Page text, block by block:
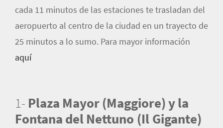
cada 11 minutos de las estaciones te trasladan del
aeropuerto al centro de la ciudad en un trayecto de
25 minutos a lo sumo. Para mayor información
aquí
1- Plaza Mayor (Maggiore) y la
Fontana del Nettuno (Il Gigante)